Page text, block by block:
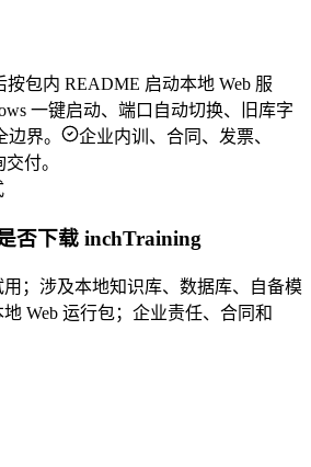
按包内 README 启动本地 Web 服
一键启动、端口自动切换、旧库字
界。
企业内训、合同、发票、
付。
否下载 inchTraining
；涉及本地知识库、数据库、自备模
Web 运行包；企业责任、合同和